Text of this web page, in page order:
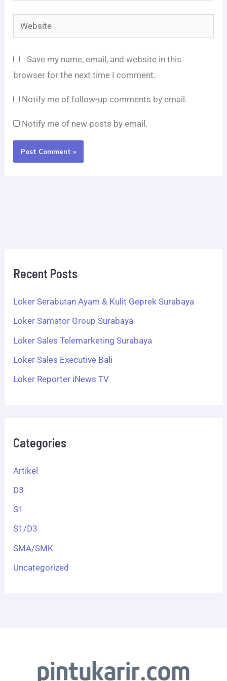
Website
Save my name, email, and website in this
browser for the next time I comment.
Notify me of follow-up comments by email.
Notify me of new posts by email.
Recent Posts
Loker Serabutan Ayam & Kulit Geprek Surabaya
Loker Samator Group Surabaya
Loker Sales Telemarketing Surabaya
Loker Sales Executive Bali
Loker Reporter iNews TV
Categories
Artikel
D3
S1
S1/D3
SMA/SMK
Uncategorized